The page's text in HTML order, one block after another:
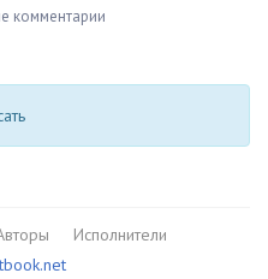
комментарии
Исполнители